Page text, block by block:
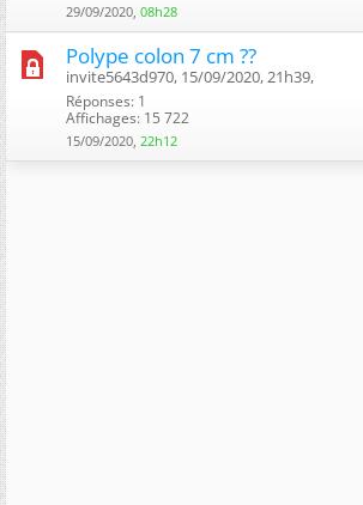
29/09/2020, 08h28
Polype colon 7 cm ??
invite5643d970, 15/09/2020, 21h39, ‎
Réponses: 1
Affichages: 15 722
15/09/2020, 22h12